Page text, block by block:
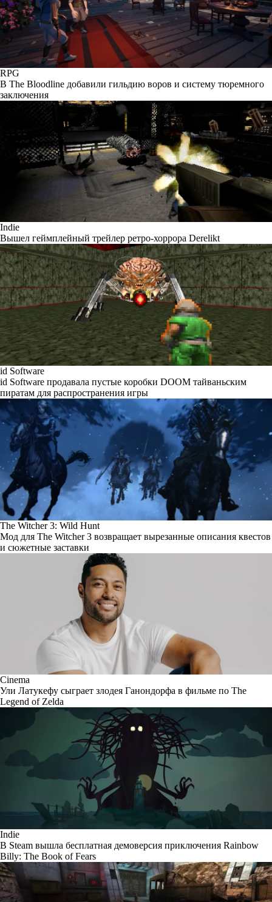
RPG
В The Bloodline добавили гильдию воров и систему тюремного
заключения
Indie
Вышел геймплейный трейлер ретро-хоррора Derelikt
id Software
id Software продавала пустые коробки DOOM тайваньским
пиратам для распространения игры
The Witcher 3: Wild Hunt
Мод для The Witcher 3 возвращает вырезанные описания квестов
и сюжетные заставки
Cinema
Ули Латукефу сыграет злодея Ганондорфа в фильме по The
Legend of Zelda
Indie
В Steam вышла бесплатная демоверсия приключения Rainbow
Billy: The Book of Fears